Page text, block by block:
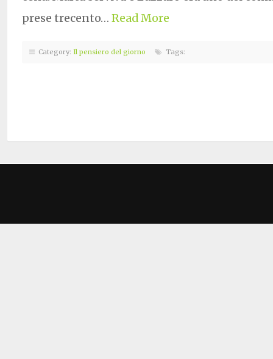
prese trecento… Read More
Category: Il pensiero del giorno Tags: